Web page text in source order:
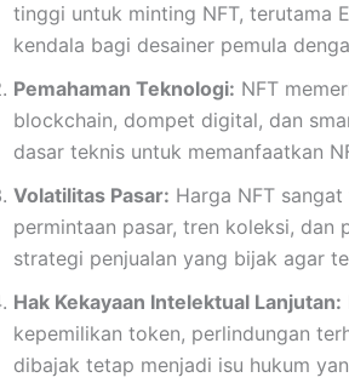
tinggi untuk minting NFT, terutama
kendala bagi desainer pemula
Pemahaman Teknologi: NFT
blockchain, dompet digital, dan
dasar teknis untuk memanfaatkan
Volatilitas Pasar: Harga NFT
permintaan pasar, tren koleksi, dan
strategi penjualan yang bijak agar
Hak Kekayaan Intelektual Lanjutan:
kepemilikan token, perlindungan
dibajak tetap menjadi isu hukum